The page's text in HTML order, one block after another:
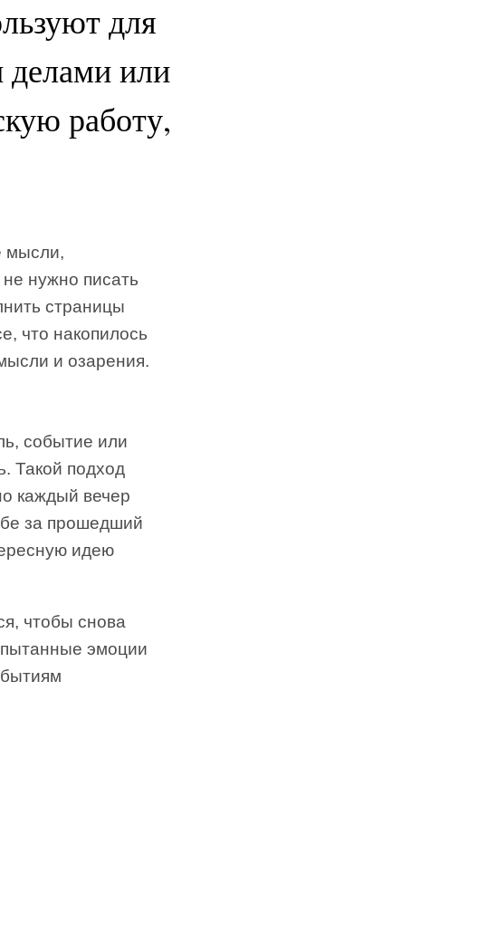
для
или
работу,
мысли,
нужно писать
страницы
что накопилось
и озарения.
событие или
Такой подход
каждый вечер
за прошедший
идею
чтобы снова
эмоции